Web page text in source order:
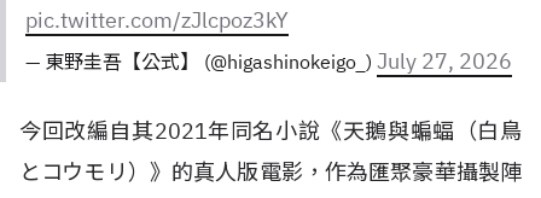
pic.twitter.com/zJlcpoz3kY
— 東野圭吾【公式】 (@higashinokeigo_) July 27, 2026
今回改編自其2021年同名小說《天鵝與蝙蝠（白鳥
とコウモリ）》的真人版電影，作為匯聚豪華攝製陣